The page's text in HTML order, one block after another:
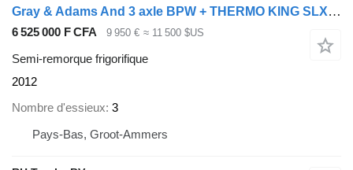
Gray & Adams And 3 axle BPW + THERMO KING SLX 200
6 525 000 F CFA 9 950 € ≈ 11 500 $US
Semi-remorque frigorifique
2012
Nombre d'essieux 3
Pays-Bas, Groot-Ammers